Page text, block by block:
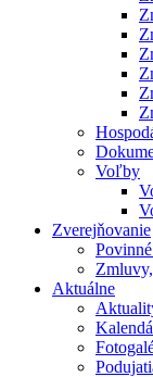
Voľby
Zverejňovanie
Aktuálne